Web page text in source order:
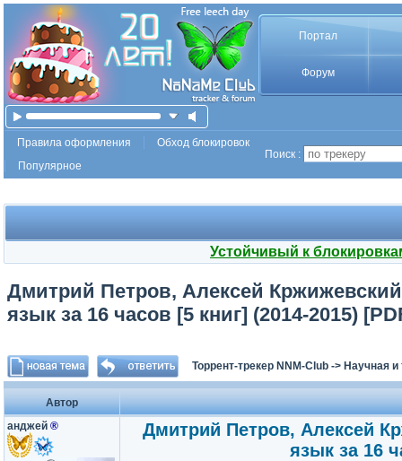
Портал
Форум
Правила оформления
Обход блокировок
Популярное
Поиск :
Устойчивый к
Дмитрий Петров, Алексей
язык за 16 часов [5 книг] (2014-2015)
Торрент-трекер NNM-Club -> Научная и
Автор
анджей ®
Дмитрий Петров, Алексей
язык за 16